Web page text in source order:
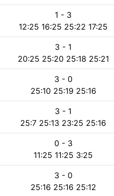
1 - 3
12:25 16:25 25:22 17:25
3 - 1
20:25 25:20 25:18 25:21
3 - 0
25:10 25:19 25:16
3 - 1
25:7 25:13 23:25 25:16
0 - 3
11:25 11:25 3:25
3 - 0
25:16 25:16 25:12